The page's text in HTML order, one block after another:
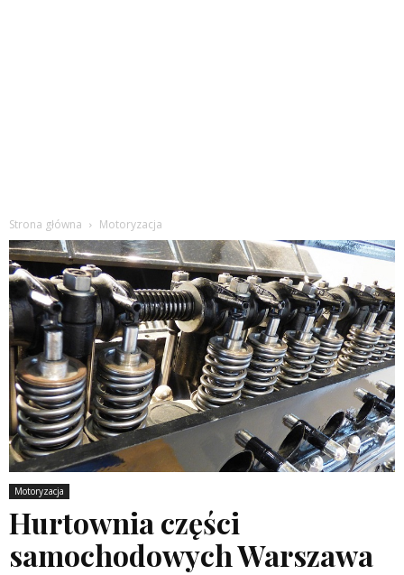
Strona główna Motoryzacja
Motoryzacja
Hurtownia części
samochodowych Warszawa